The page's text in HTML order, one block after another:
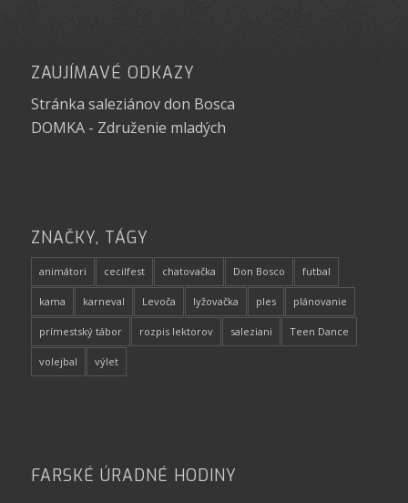
ZAUJÍMAVÉ ODKAZY
Stránka saleziánov don Bosca
DOMKA - Združenie mladých
ZNAČKY, TÁGY
animátori cecilfest chatovačka Don Bosco futbal
kama karneval Levoča lyžovačka ples plánovanie
prímestský tábor rozpis lektorov saleziani Teen Dance
volejbal výlet
FARSKÉ ÚRADNÉ HODINY